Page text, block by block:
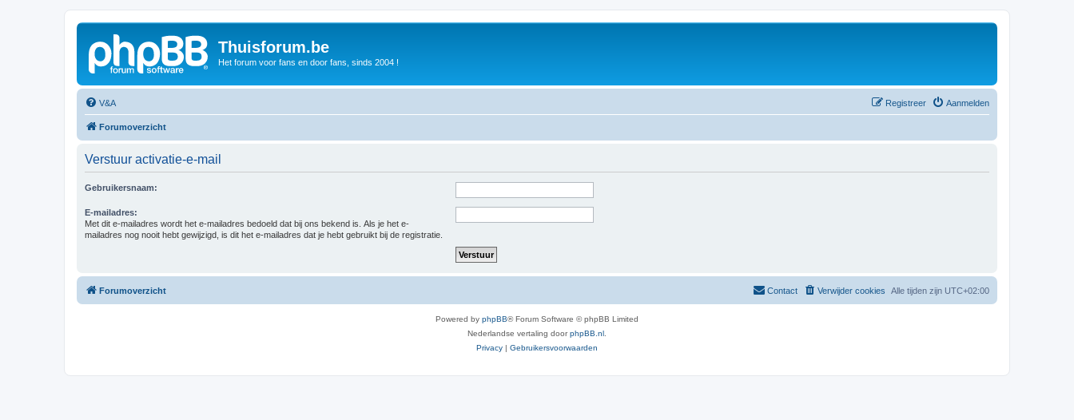
Thuisforum.be
Het forum voor fans en door fans, sinds 2004 !
V&A Aanmelden
Registreer
Forumoverzicht
Verstuur activatie-e-mail
Gebruikersnaam:
E-mailadres:
Met dit e-mailadres wordt het e-mailadres bedoeld dat bij ons bekend is. Als je het e-
mailadres nog nooit hebt gewijzigd, is dit het e-mailadres dat je hebt gebruikt bij de registratie.
Forumoverzicht Alle tijden zijn UTC+02:00
Verwijder cookies
Contact
Powered by phpBB® Forum Software © phpBB Limited
Nederlandse vertaling doorphpBB.nl
Privacy | Gebruikersvoorwaarden